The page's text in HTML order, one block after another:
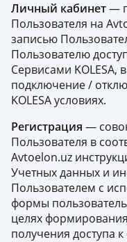
Личный кабинет—
Пользователя на
записью
Пользователю
Сервисами KOLESA,
подключение /
KOLESA условиях.
Регистрация —
Пользователя в
Avtoelon.uz
Учетных данных и
Пользователем с
формы
целях
получения доступа